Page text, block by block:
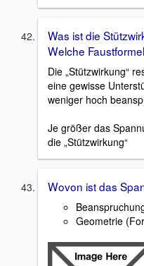
Was ist die
Welche
Die „Stützwirkung“
eine gewisse
weniger hoch
Je größer das
die „Stützwirkung“
Wovon ist das
Geometrie